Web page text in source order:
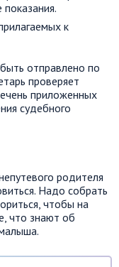
к
отправлено по
проверяет
приложенных
судебного
родителя
Надо собрать
чтобы на
что знают об